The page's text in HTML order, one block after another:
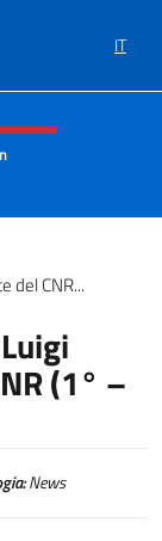
IT
menù
del CNR...
(1° –
News